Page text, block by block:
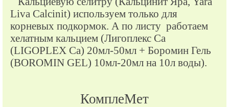
Liva Calcinit) используем только для
корневых подкормок. А по листу работаем
хелатным кальцием (Лигоплекс Ca
(LIGOPLEX Ca) 20мл-50мл + Боромин Гель
(BOROMIN GEL) 10мл-20мл на 10л воды).
КомплеМет